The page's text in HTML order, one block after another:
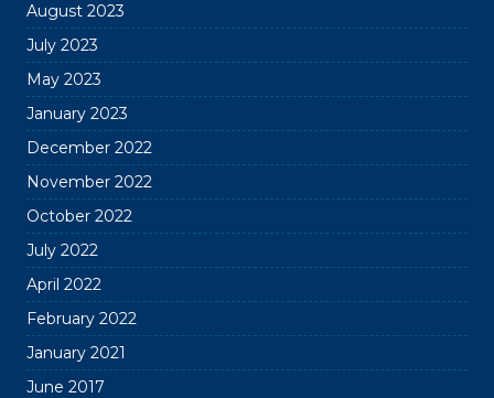
August 2023
July 2023
May 2023
January 2023
December 2022
November 2022
October 2022
July 2022
April 2022
February 2022
January 2021
June 2017